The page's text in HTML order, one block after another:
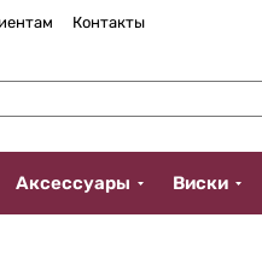
Контакты
Аксессуары Виски